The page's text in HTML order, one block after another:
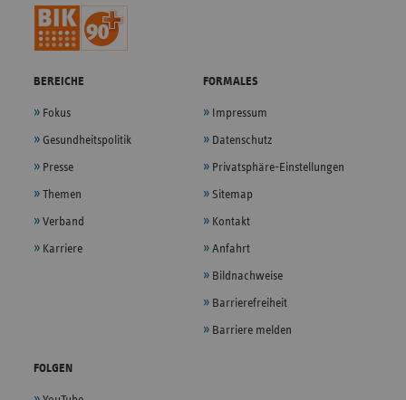
BEREICHE
Fokus
Gesundheitspolitik
Presse
Themen
Verband
Karriere
FORMALES
Impressum
Datenschutz
Privatsphäre-Einstellungen
Sitemap
Kontakt
Anfahrt
Bildnachweise
Barrierefreiheit
Barriere melden
FOLGEN